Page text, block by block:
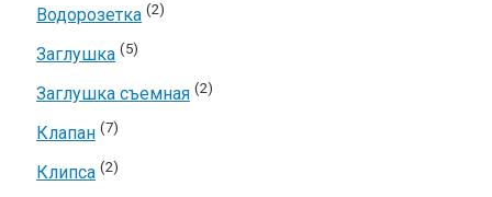
Водорозетка (2)
Заглушка (5)
Заглушка съемная (2)
Клапан (7)
Клипса (2)